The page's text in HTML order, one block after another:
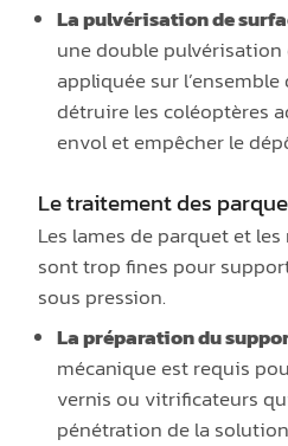
La pulvérisation de
une double pulvérisation
appliquée sur
détruire les coléoptères
envol et empêcher le
Le traitement des
Les lames de parquet et les
sont trop fines pour
sous pression.
La préparation du
mécanique est requis
vernis ou vitrificateurs
pénétration de la